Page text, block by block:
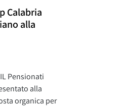
Calabria
alla
Pensionati
alla
organica per